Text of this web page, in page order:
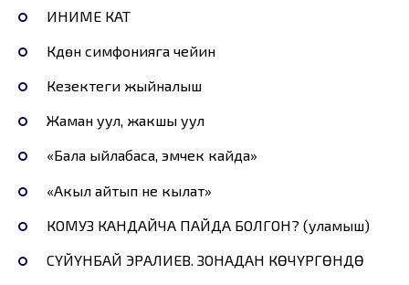
ИНИМЕ КАТ
Күүдөн симфонияга чейин
Кезектеги жыйналыш
Жаман уул, жакшы уул
«Бала ыйлабаса, эмчек кайда»
«Акыл айтып не кылат»
КОМУЗ КАНДАЙЧА ПАЙДА БОЛГОН? (уламыш)
СҮЙҮНБАЙ ЭРАЛИЕВ. ЗОНАДАН КӨЧҮРГӨНДӨ